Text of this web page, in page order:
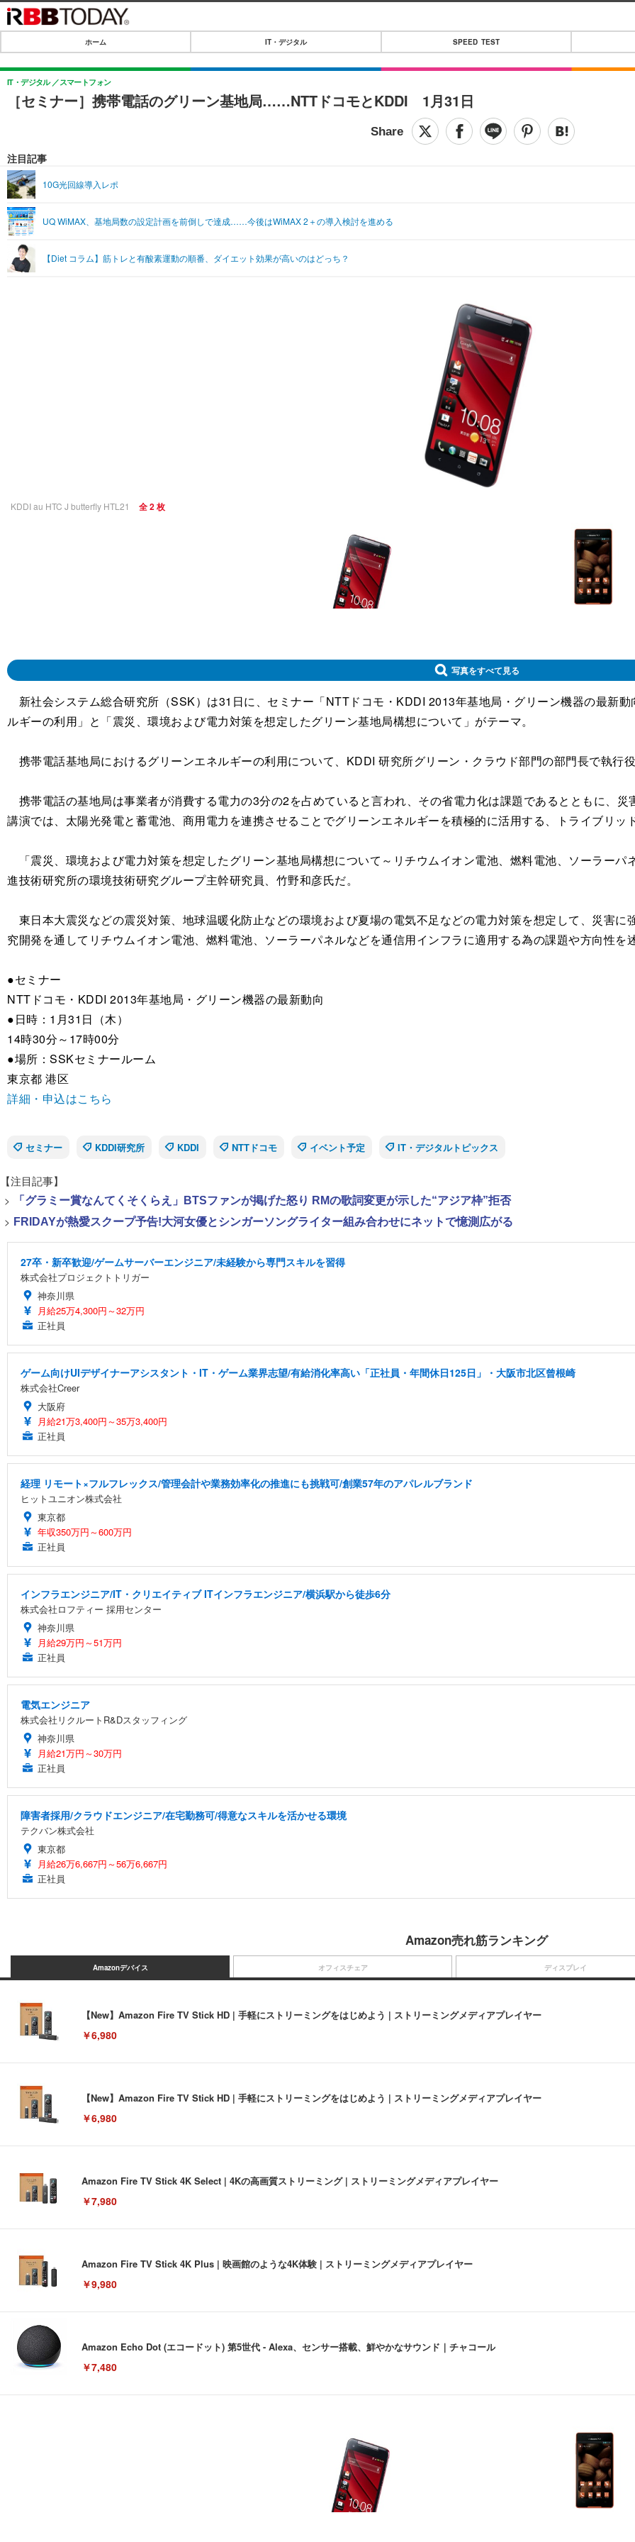
IT・デジタル
IT・デジタルTOP
SPEED TEST
音楽
ライフ
ペット
その他
リリース一覧
プッシュ通知の停止方法
ホーム IT・デジタル SPEED TEST
［セミナー］携帯電話のグリーン基地局……NTTドコモとKDDI 1月31日
IT・デジタル スマートフォン
注目記事
10G光回線導入レポ
UQ WiMAX、基地局数の設定計画を前倒しで達成……今後はWiMAX 2＋の導入検討を進める
【Diet コラム】筋トレと有酸素運動の順番、ダイエット効果が高いのはどっち？
KDDI au HTC J butterfly HTL21 全 2 枚
写真をすべて見る
新社会システム総合研究所（SSK）は31日に、セミナー「NTTドコモ・KDDI 2013年基地局・グリーン機器の最新
ルギーの利用」と「震災、環境および電力対策を想定したグリーン基地局構想について」がテーマ。
携帯電話基地局におけるグリーンエネルギーの利用について、KDDI 研究所グリーン・クラウド部門の部門長で執行役
携帯電話の基地局は事業者が消費する電力の3分の2を占めていると言われ、その省電力化は課題であるとともに、災
講演では、太陽光発電と蓄電池、商用電力を連携させることでグリーンエネルギーを積極的に活用する、トライブリッ
「震災、環境および電力対策を想定したグリーン基地局構想について～リチウムイオン電池、燃料電池、ソーラー
進技術研究所の環境技術研究グループ主幹研究員、竹野和彦氏だ。
東日本大震災などの震災対策、地球温暖化防止などの環境および夏場の電気不足などの電力対策を想定して、災害
究開発を通してリチウムイオン電池、燃料電池、ソーラーパネルなどを通信用インフラに適用する為の課題や方向性を述
●セミナー
NTTドコモ・KDDI 2013年基地局・グリーン機器の最新動向
●日時：1月31日（木）
14時30分～17時00分
●場所：SSKセミナールーム
東京都 港区
詳細・申込はこちら
セミナー
KDDI研究所 KDDI NTTドコモ イベント予定 IT・デジタルトピックス
【注目記事】
> 「グラミー賞なんてくそくらえ」BTSファンが掲げた怒り RMの歌詞変更が示した“アジア枠”拒否
> FRIDAYが熱愛スクープ予告!大河女優とシンガーソングライター組み合わせにネットで憶測広がる
27卒・新卒歓迎/ゲームサーバーエンジニア/未経験から専門スキルを習得
株式会社プロジェクトトリガー
神奈川県
月給25万4,300円～32万円
正社員
ゲーム向けUIデザイナーアシスタント・IT・ゲーム業界志望/有給消化率高い「正社員・年間休日125日」・大阪市北区曾根崎
株式会社Creer
大阪府
月給21万3,400円～35万3,400円
正社員
経理 リモート×フルフレックス/管理会計や業務効率化の推進にも挑戦可/創業57年のアパレルブランド
ヒットユニオン株式会社
東京都
年収350万円～600万円
正社員
インフラエンジニア/IT・クリエイティブ ITインフラエンジニア/横浜駅から徒歩6分
株式会社ロフティー 採用センター
神奈川県
月給29万円～51万円
正社員
電気エンジニア
株式会社リクルートR&Dスタッフィング
神奈川県
月給21万円～30万円
正社員
障害者採用/クラウドエンジニア/在宅勤務可/得意なスキルを活かせる環境
テクバン株式会社
東京都
月給26万6,667円～56万6,667円
正社員
Amazon売れ筋ランキング
Amazonデバイス
【New】Amazon Fire TV Stick HD | 手軽にストリーミングをはじめよう | ストリーミングメディアプレイヤー
￥6,980
【New】Amazon Fire TV Stick HD | 手軽にストリーミングをはじめよう | ストリーミングメディアプレイヤー
￥6,980
Amazon Fire TV Stick 4K Select | 4Kの高画質ストリーミング | ストリーミングメディアプレイヤー
￥7,980
Amazon Fire TV Stick 4K Plus | 映画館のような4K体験 | ストリーミングメディアプレイヤー
￥9,980
Amazon Echo Dot (エコードット) 第5世代 - Alexa、センサー搭載、鮮やかなサウンド｜チャコール
￥7,480
オフィスチェア
[EdoErgo] オフィスチェア 椅子 テレワーク 疲れない 跳ね上げ式アームレスト コンパクト 約105度ロッキング pc 事務椅子 360度回
ディスプレイ
EIZO ビジネス向けプレミアムモニター | FlexScan EV3240X-WT | 31.5型4K UHD・USB Type-C・ホワイト
Amazonベーシック ペットシーツ 薄型 レギュラー 1回使い捨て 無香料 ホワイト 300枚